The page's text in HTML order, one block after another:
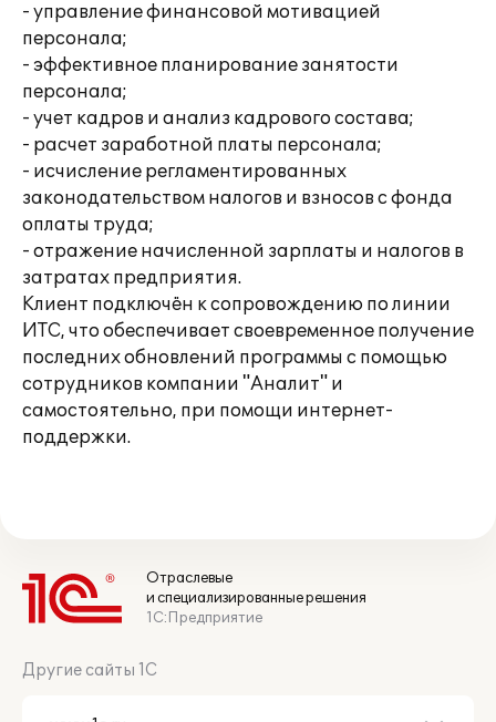
- управление финансовой мотивацией
персонала;
- эффективное планирование занятости
персонала;
- учет кадров и анализ кадрового состава;
- расчет заработной платы персонала;
- исчисление регламентированных
законодательством налогов и взносов с фонда
оплаты труда;
- отражение начисленной зарплаты и налогов в
затратах предприятия.
Клиент подключён к сопровождению по линии
ИТС, что обеспечивает своевременное получение
последних обновлений программы с помощью
сотрудников компании "Аналит" и
самостоятельно, при помощи интернет-
поддержки.
Отраслевые
и специализированные решения
1С:Предприятие
Другие сайты 1С